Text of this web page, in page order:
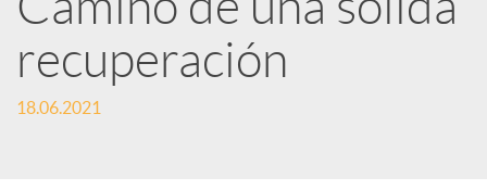
l
i
recuperación
18.06.2021